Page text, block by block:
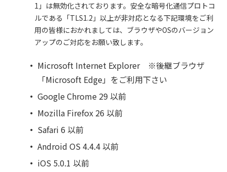
1」は無効化されております。安全な暗号化通信プロトコ
ルである「TLS1.2」以上が非対応となる下記環境をご利
用の皆様におかれましては、ブラウザやOSのバージョン
アップのご対応をお願い致します。
Microsoft Internet Explorer ※後継ブラウザ
「Microsoft Edge」をご利用下さい
Google Chrome 29 以前
Mozilla Firefox 26 以前
Safari 6 以前
Android OS 4.4.4 以前
iOS 5.0.1 以前